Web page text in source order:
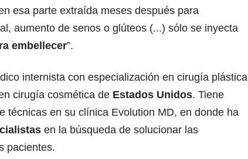
esa parte extraída meses después para
aumento de senos o glúteos (...) sólo se inyecta
embellecer”.
internista con especialización en cirugía plástica
cirugía cosmética de Estados Unidos. Tiene
técnicas en su clínica Evolution MD, en donde ha
en la búsqueda de solucionar las
pacientes.